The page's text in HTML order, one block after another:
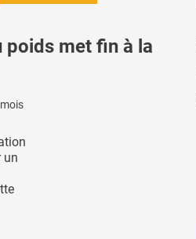
poids met fin à la
un